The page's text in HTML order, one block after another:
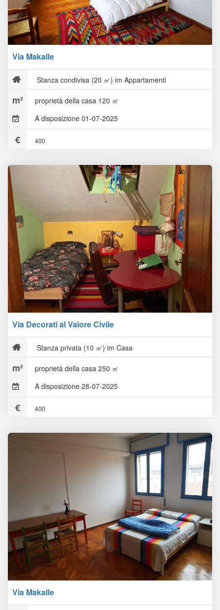
Via Makalle
Stanza condivisa (20 ㎡) im Appartamenti
proprietà della casa 120 ㎡
A disposizione 01-07-2025
400
Via Decorati al Valore Civile
Stanza privata (10 ㎡) im Casa
proprietà della casa 250 ㎡
A disposizione 28-07-2025
400
Via Makalle